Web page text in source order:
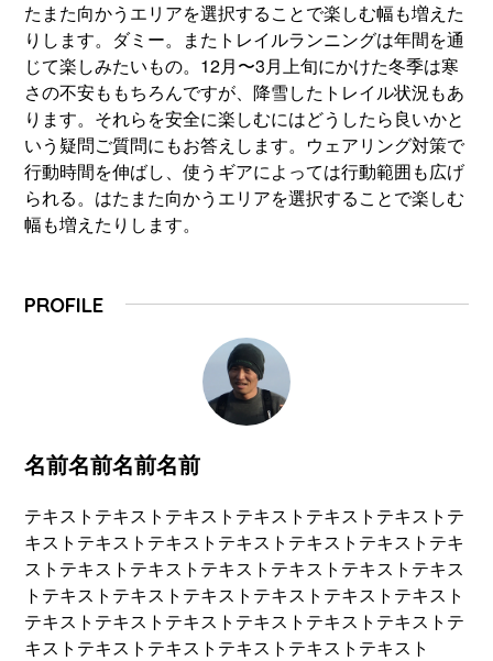
たまた向かうエリアを選択することで楽しむ幅も増えた
りします。ダミー。またトレイルランニングは年間を通
じて楽しみたいもの。12月〜3月上旬にかけた冬季は寒
さの不安ももちろんですが、降雪したトレイル状況もあ
ります。それらを安全に楽しむにはどうしたら良いかと
いう疑問ご質問にもお答えします。ウェアリング対策で
行動時間を伸ばし、使うギアによっては行動範囲も広げ
られる。はたまた向かうエリアを選択することで楽しむ
幅も増えたりします。
PROFILE
名前名前名前名前
テキストテキストテキストテキストテキストテキストテ
キストテキストテキストテキストテキストテキストテキ
ストテキストテキストテキストテキストテキストテキス
トテキストテキストテキストテキストテキストテキスト
テキストテキストテキストテキストテキストテキストテ
キストテキストテキストテキストテキストテキスト